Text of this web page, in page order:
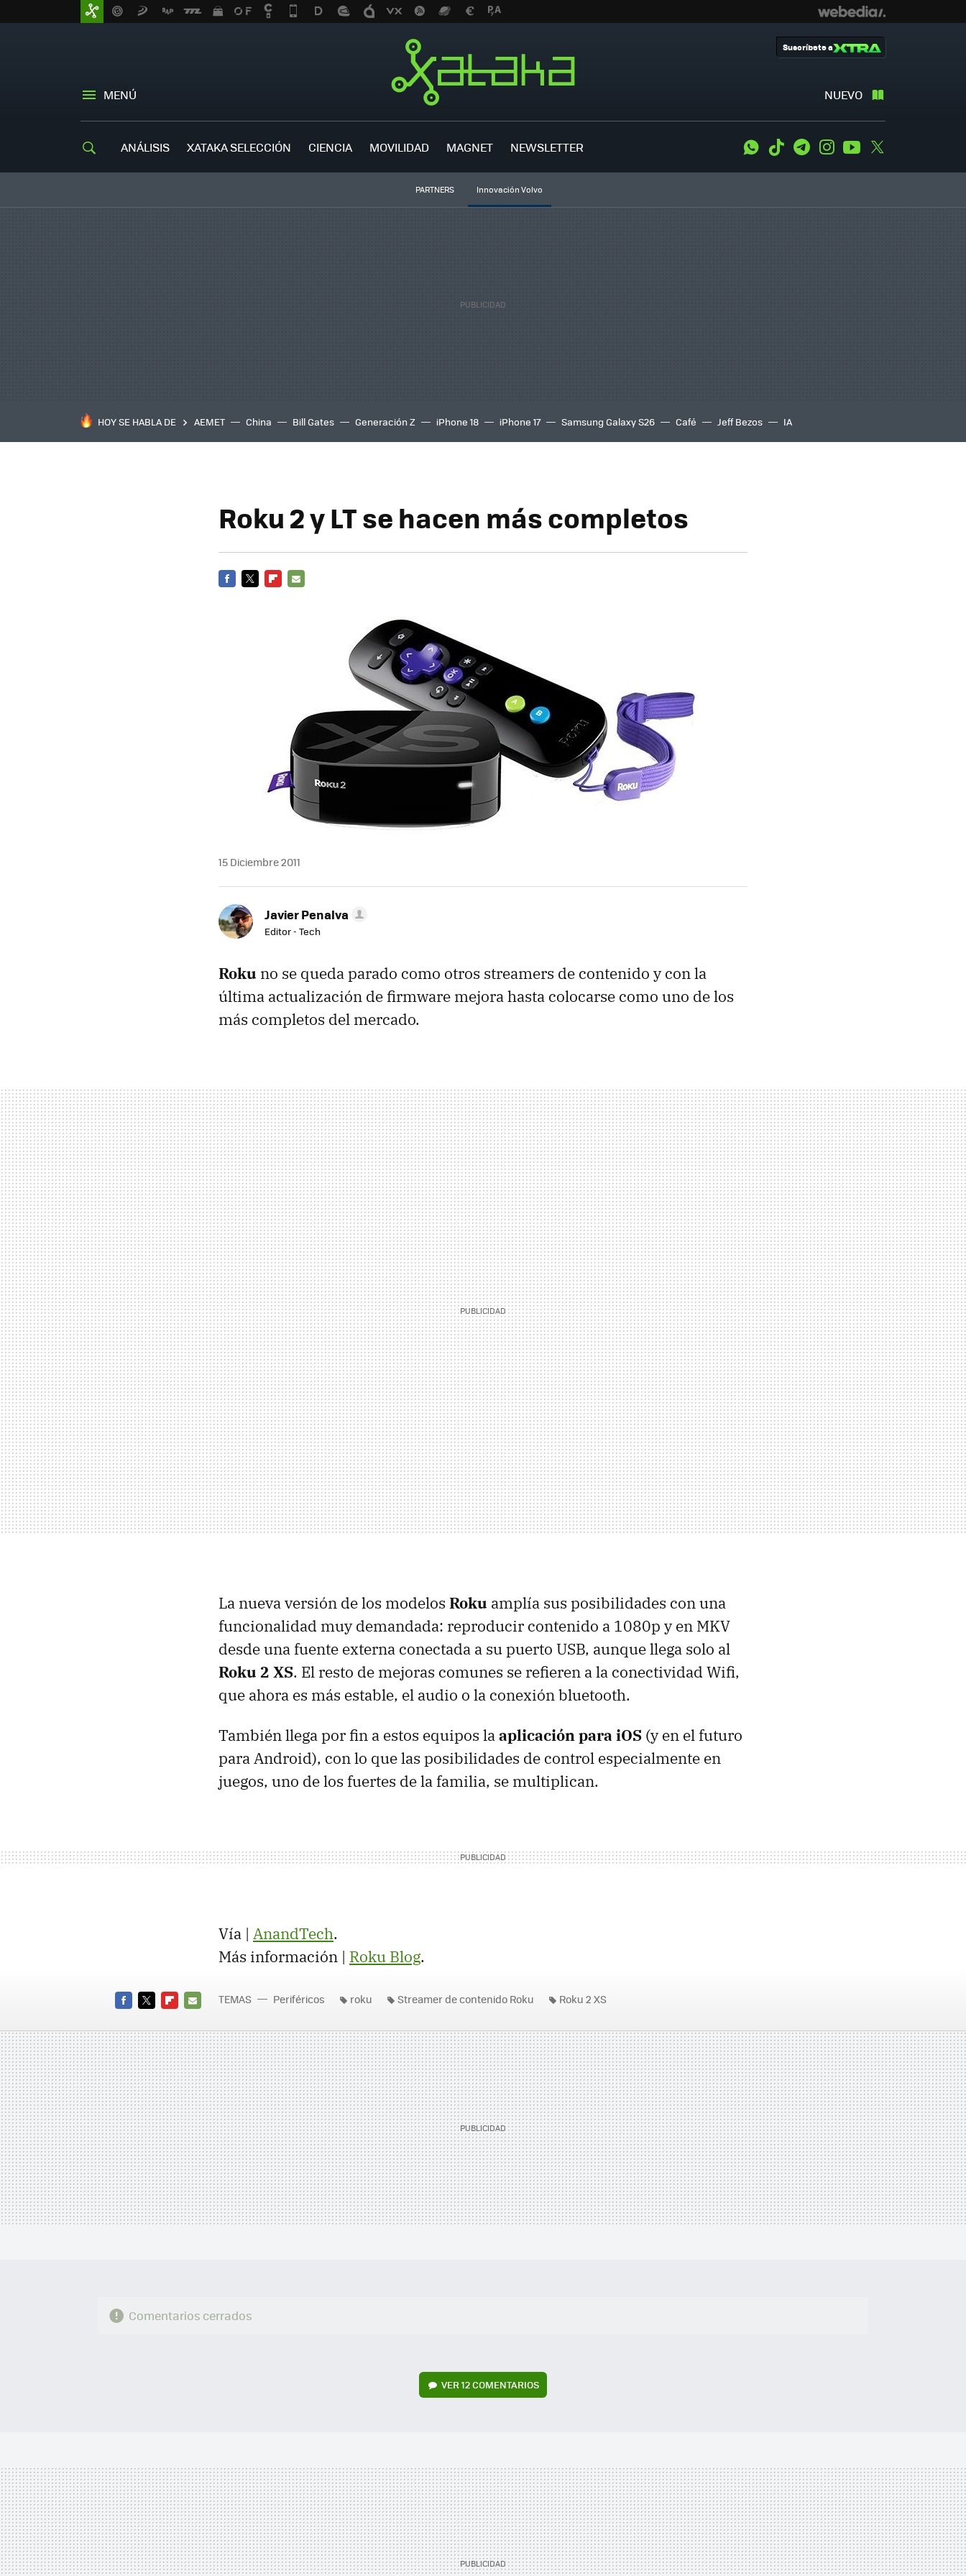
MENÚ NUEVO
Suscríbete a
ANÁLISIS XATAKA SELECCIÓN CIENCIA MOVILIDAD MAGNET NEWSLETTER WhatsApp
Tiktok TelegramInstagramYoutube
PARTNERS Innovación Volvo
HOY SE HABLA DE AEMET China Bill Gates Generación Z iPhone 18 iPhone 17 Samsung Galaxy S26 Café Jeff Bezos IA
Roku 2 y LT se hacen más completos
15 Diciembre 2011
Javier Penalva
Editor - Tech
Roku no se queda parado como otros streamers de contenido y con la
última actualización de firmware mejora hasta colocarse como uno de los
más completos del mercado.
La nueva versión de los modelos Roku amplía sus posibilidades con una
funcionalidad muy demandada: reproducir contenido a 1080p y en MKV
desde una fuente externa conectada a su puerto USB, aunque llega solo al
Roku 2 XS. El resto de mejoras comunes se refieren a la conectividad Wifi,
que ahora es más estable, el audio o la conexión bluetooth.
También llega por fin a estos equipos laaplicación para iOS (y en el futuro
para Android), con lo que las posibilidades de control especialmente en
juegos, uno de los fuertes de la familia, se multiplican.
Vía | AnandTech.
Más información | Roku Blog.
MAIL
TEMAS Periféricos roku Streamer de contenido Roku Roku 2 XS
Comentarios cerrados
VER12 COMENTARIOS